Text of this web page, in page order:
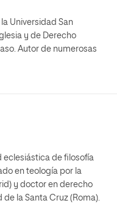
Universidad San
y de Derecho
Autor de numerosas
eclesiástica de filosofía
en teología por la
y doctor en derecho
la Santa Cruz (Roma).